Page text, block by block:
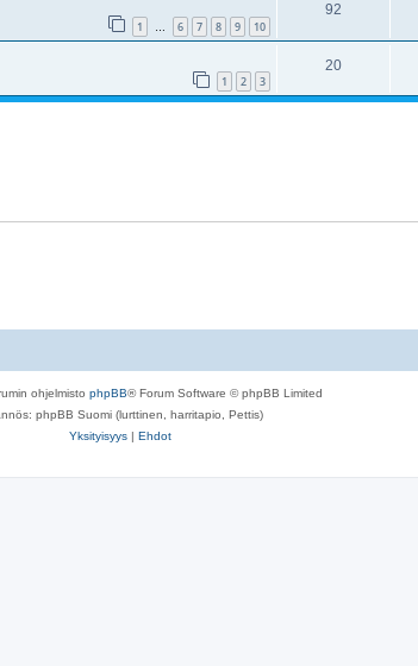
1 … 6 7 8 9 10
92
1 2 3
20
ohjelmisto phpBB® Forum Software © phpBB Limited
phpBB Suomi (lurttinen, harritapio, Pettis)
Yksityisyys | Ehdot